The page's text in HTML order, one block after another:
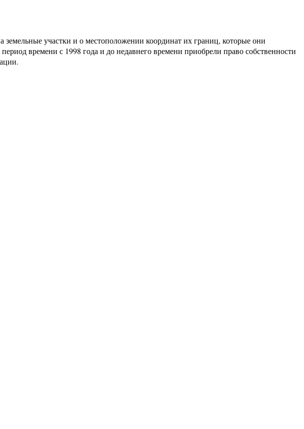
участки и о местоположении координат их границ, которые они
времени с 1998 года и до недавнего времени приобрели право собственности